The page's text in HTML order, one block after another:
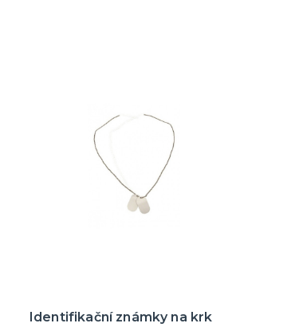
Identifikační známky na krk